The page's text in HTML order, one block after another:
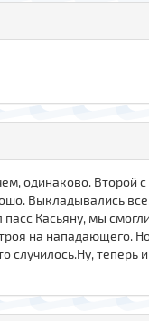
одинаково. Второй
Выкладывались
Касьяну, мы
на нападающего.